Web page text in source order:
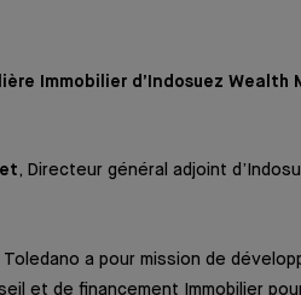
Immobilier d’Indosuez Wealth
, Directeur général adjoint
a pour mission de
et de financement Immobilier